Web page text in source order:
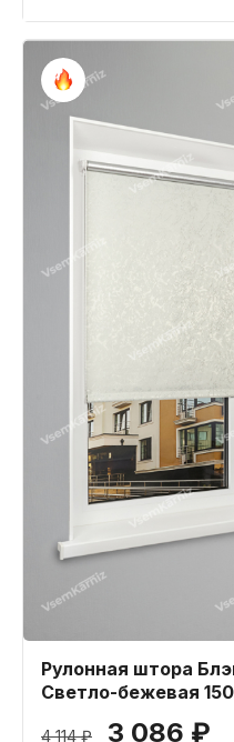
Рулонная штора
Светло-бежевая
4 114 ₽ 3 086 ₽